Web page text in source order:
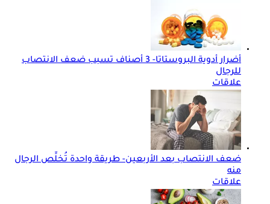
أضرار أدوية البروستاتا- 3 أصناف تسبب ضعف الانتصاب
للرجال
علاقات
ضعف الانتصاب بعد الأربعين- طريقة واحدة تُخلِّص الرجال
منه
علاقات